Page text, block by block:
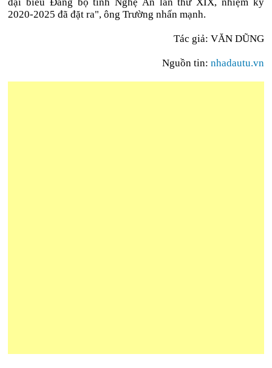
2020-2025 đã đặt ra", ông Trường nhấn mạnh.
Tác giả: VĂN DŨNG
Nguồn tin: nhadautu.vn